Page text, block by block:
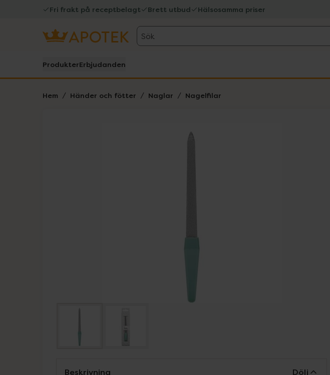
Fri frakt på receptbelagt Brett utbud Hälsosamma priser
Sök
ProdukterErbjudanden
Hem Händer och fötter Naglar Nagelfilar
Beskrivning Dölj